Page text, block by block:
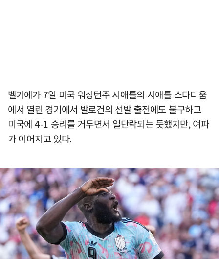
벨기에가 7일 미국 워싱턴주 시애틀의 시애틀 스타디움
에서 열린 경기에서 발로건의 선발 출전에도 불구하고
미국에 4-1 승리를 거두면서 일단락되는 듯했지만, 여파
가 이어지고 있다.